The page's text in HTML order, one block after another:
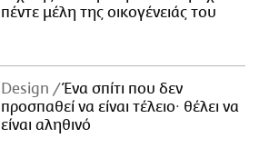
πέντε μέλη της οικογένειάς του
Design
Ένα σπίτι που δεν
προσπαθεί να είναι τέλειο· θέλει να
είναι αληθινό